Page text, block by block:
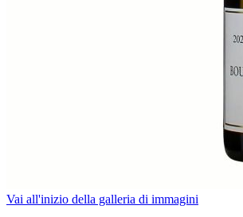
Vai all'inizio della galleria di immagini